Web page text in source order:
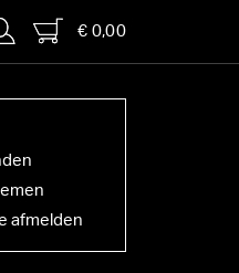
€ 0,00
afmelden